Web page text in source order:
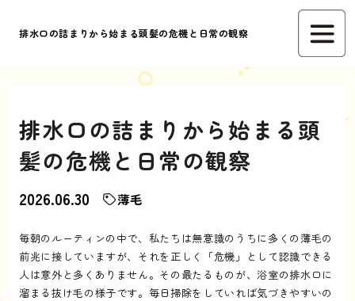
排水口の詰まりから始まる頭髪の危機と日常の観察
排水口の詰まりから始まる頭
髪の危機と日常の観察
2026.06.30 薄毛
毎朝のルーティンの中で、私たちは無意識のうちに多くの薄毛の
前兆に接していますが、それを正しく「危機」として認識できる
人は意外と多くありません。その最たるものが、浴室の排水口に
溜まる抜け毛の様子です。毎日掃除をしていれば気づきやすいの